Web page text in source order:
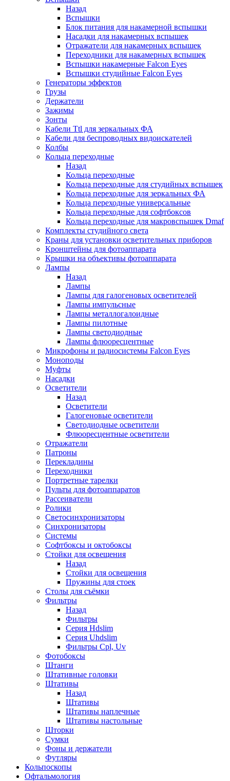
Назад
Вспышки
Блок питания для накамерной вспышки
Насадки для накамерных вспышек
Отражатели для накамерных вспышек
Переходники для накамерных вспышек
Вспышки накамерные Falcon Eyes
Вспышки студийные Falcon Eyes
Генераторы эффектов
Грузы
Держатели
Зажимы
Зонты
Кабели Ttl для зеркальных ФА
Кабели для беспроводных видоискателей
Колбы
Кольца переходные
Назад
Кольца переходные
Кольца переходные для студийных вспышек
Кольца переходные для зеркальных ФА
Кольца переходные универсальные
Кольца переходные для софтбоксов
Кольца переходные для макровспышек Dmaf
Комплекты студийного света
Краны для установки осветительных приборов
Кронштейны для фотоаппарата
Крышки на объективы фотоаппарата
Лампы
Назад
Лампы
Лампы для галогеновых осветителей
Лампы импульсные
Лампы металлогалоидные
Лампы пилотные
Лампы светодиодные
Лампы флюоресцентные
Микрофоны и радиосистемы Falcon Eyes
Моноподы
Муфты
Насадки
Осветители
Назад
Осветители
Галогеновые осветители
Светодиодные осветители
Флюоресцентные осветители
Отражатели
Патроны
Перекладины
Переходники
Портретные тарелки
Пульты для фотоаппаратов
Рассеиватели
Ролики
Светосинхронизаторы
Синхронизаторы
Системы
Софтбоксы и октобоксы
Стойки для освещения
Назад
Стойки для освещения
Пружины для стоек
Столы для съёмки
Фильтры
Назад
Фильтры
Серия Hdslim
Серия Uhdslim
Фильтры Cpl, Uv
Фотобоксы
Штанги
Штативные головки
Штативы
Назад
Штативы
Штативы наплечные
Штативы настольные
Шторки
Сумки
Фоны и держатели
Футляры
Кольпоскопы
Офтальмология